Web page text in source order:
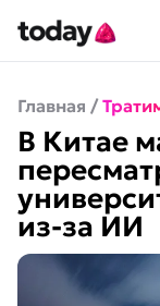
Главная /
В Китае
из-за ИИ